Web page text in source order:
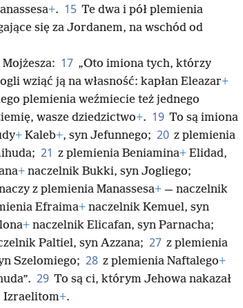
+. 15 Te dwa i pół plemienia
się za Jordanem, na wschód od
17 „Oto imiona tych, którzy
wziąć ją na własność: kapłan Eleazar+
plemienia weźmiecie też jednego
wasze dziedzictwo+. 19 To są imiona
+ Kaleb+, syn Jefunnego; 20 z plemienia
21 z plemienia Beniamina+ Elidad,
+ naczelnik Bukki, syn Jogliego;
z plemienia Manassesa+ — naczelnik
Efraima+ naczelnik Kemuel, syn
+ naczelnik Elicafan, syn Parnacha;
Paltiel, syn Azzana; 27 z plemienia
Szelomiego; 28 z plemienia Naftalego+
29 To są ci, którym Jehowa nakazał
Izraelitom+.